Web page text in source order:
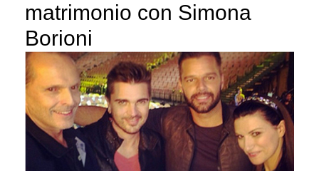
matrimonio con Simona
Borioni